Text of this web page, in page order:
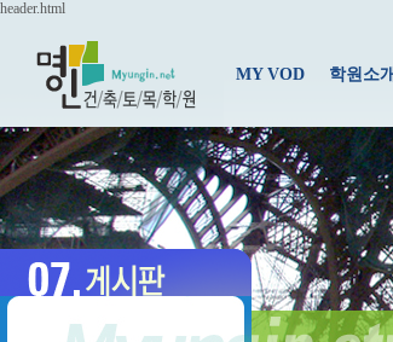
header.html
MY VOD 학원소개